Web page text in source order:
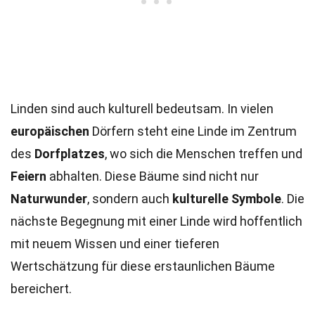
Linden sind auch kulturell bedeutsam. In vielen
europäischen Dörfern steht eine Linde im Zentrum
des Dorfplatzes, wo sich die Menschen treffen und
Feiern abhalten. Diese Bäume sind nicht nur
Naturwunder, sondern auch kulturelle Symbole. Die
nächste Begegnung mit einer Linde wird hoffentlich
mit neuem Wissen und einer tieferen
Wertschätzung für diese erstaunlichen Bäume
bereichert.